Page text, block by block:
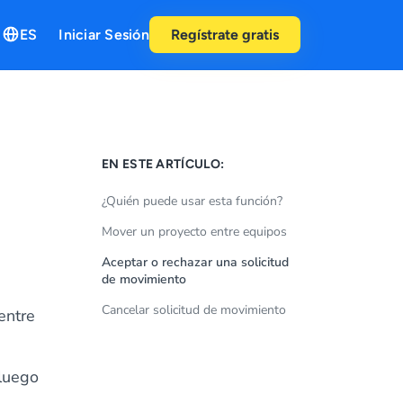
ES Iniciar Sesión Regístrate gratis
EN ESTE ARTÍCULO:
¿Quién puede usar esta función?
Mover un proyecto entre equipos
Aceptar o rechazar una solicitud
de movimiento
Cancelar solicitud de movimiento